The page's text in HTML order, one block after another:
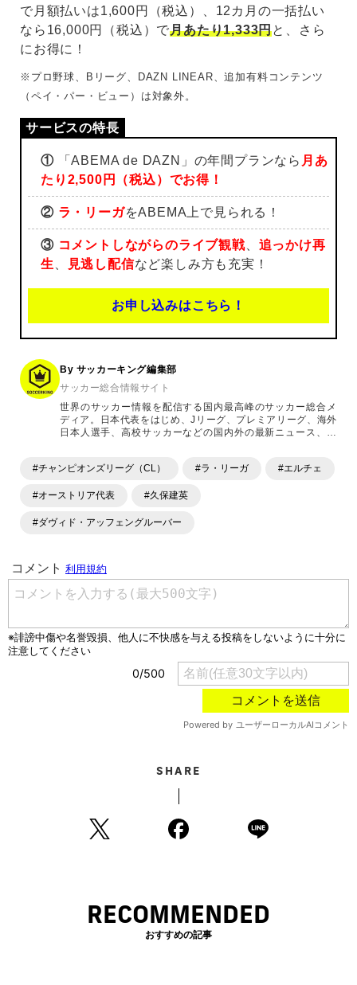
で月額払いは1,600円（税込）、12カ月の一括払い
なら16,000円（税込）で月あたり1,333円と、さら
にお得に！
※プロ野球、Bリーグ、DAZN LINEAR、追加有料コンテンツ
（ペイ・パー・ビュー）は対象外。
①「ABEMA de DAZN」の年間プランなら 月あ
たり2,500円（税込）でお得！
② ラ・リーガをABEMA上で見られる！
③ コメントしながらのライブ観戦、 追っかけ再
生
見逃し配信など楽しみ方も充実！
お申し込みはこちら！
By サッカーキング編集部
サッカー総合情報サイト
世界のサッカー情報を配信する国内最高峰のサッカー総合メ
ディア。日本代表をはじめ、Jリーグ、プレミアリーグ、海外
日本人選手、高校サッカーなどの国内外の最新ニュース、コ
ます。「X」「Instagram」「YouTube」「TikTok」など、
#チャンピオンズリーグ（CL） #ラ・リーガ #エルチェ
#オーストリア代表 #久保建英
#ダヴィド・アッフェングルーバー
SHARE
RECOMMENDED
おすすめの記事